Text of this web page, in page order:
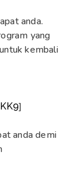
anda.
yang
kembali
]
anda demi